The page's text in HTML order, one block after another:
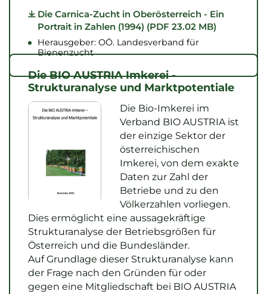
Die Carnica-Zucht in Oberösterreich - Ein
Portrait in Zahlen (1994) (PDF 23.02 MB)
Herausgeber: OÖ. Landesverband für
Bienenzucht
Die BIO AUSTRIA Imkerei -
Strukturanalyse und Marktpotentiale
Die Bio-Imkerei im
Verband BIO AUSTRIA ist
der einzige Sektor der
österreichischen
Imkerei, von dem exakte
Daten zur Zahl der
Betriebe und zu den
Völkerzahlen vorliegen.
Dies ermöglicht eine aussagekräftige
Strukturanalyse der Betriebsgrößen für
Österreich und die Bundesländer.
Auf Grundlage dieser Strukturanalyse kann
der Frage nach den Gründen für oder
gegen eine Mitgliedschaft bei BIO AUSTRIA